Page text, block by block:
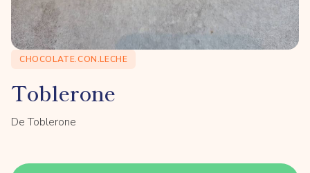
CHOCOLATE.CON.LECHE
Toblerone
De Toblerone